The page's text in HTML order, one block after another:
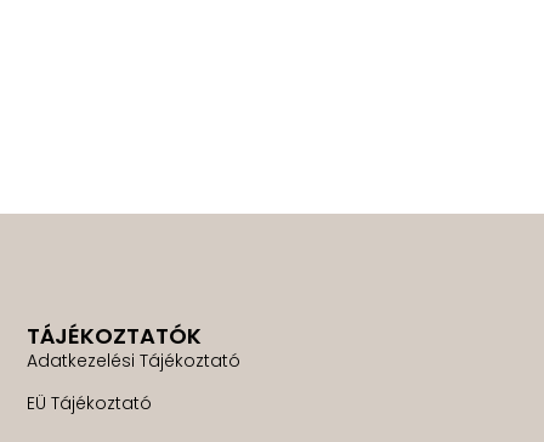
TÁJÉKOZTATÓK
Adatkezelési Tájékoztató
EÜ Tájékoztató